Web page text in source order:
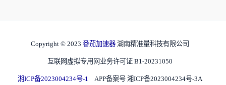
Copyright © 2023 番茄加速器 湖南精准量科技有限公司
互联网虚拟专用网业务许可证 B1-20231050
湘ICP备2023004234号-1 APP备案号 湘ICP备2023004234号-3A